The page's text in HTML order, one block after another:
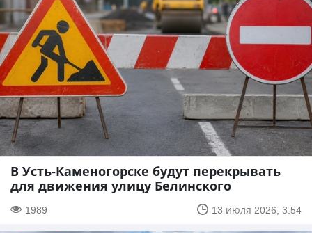
В Усть-Каменогорске будут перекрывать
для движения улицу Белинского
1989 13 июля 2026, 3:54